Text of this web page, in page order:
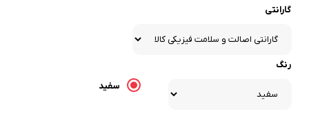
گارانتی
رنگ
سفید